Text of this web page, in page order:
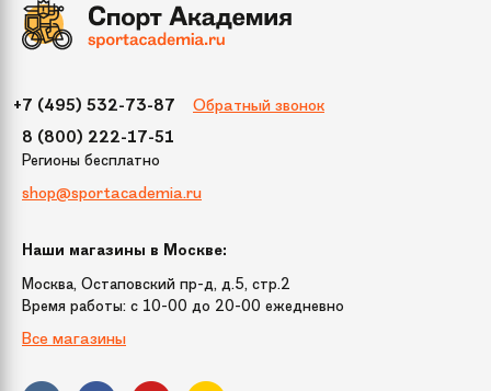
Модель Hoverbot K-3
Максимальная
скорость
(ДхШхВ)
Время зарядки 60 мин/220 V
+7 (495) 532-73-87 Обратный звонок
8 (800) 222-17-51
Регионы бесплатно
shop@sportacademia.ru
Наши магазины в Москве:
Москва, Остаповский пр-д, д.5, стр.2
Время работы: c 10-00 до 20-00 ежедневно
Все магазины